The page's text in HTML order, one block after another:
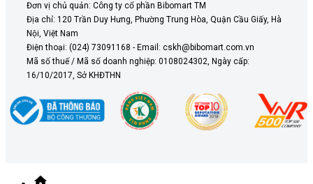
Đơn vị chủ quản: Công ty cổ phần Bibomart TM
Địa chỉ: 120 Trần Duy Hưng, Phường Trung Hòa, Quận Cầu Giấy, Hà
Nội, Việt Nam
Điện thoại: (024) 73091168 - Email: cskh@bibomart.com.vn
Mã số thuế / Mã số doanh nghiệp: 0108024302, Ngày cấp:
16/10/2017, Sở KHĐTHN